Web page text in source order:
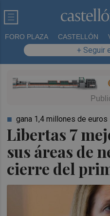
FORO PLAZA CASTELLÓN
+ Seguir
Libertas 7
sus áreas de
cierre del
gana 1,4 millones de euros